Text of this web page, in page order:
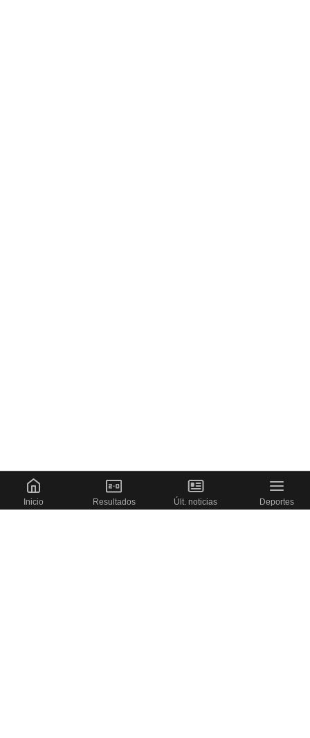
Inicio Resultados Últ. noticias Deportes